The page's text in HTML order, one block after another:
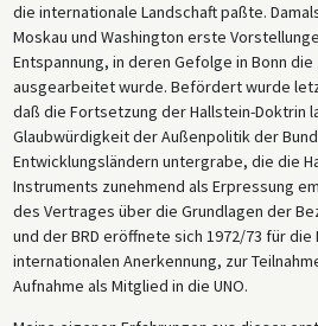
die internationale Landschaft paßte.
Moskau und Washington erste
Entspannung, in deren Gefolge in Bonn
ausgearbeitet wurde. Befördert wurde
daß die Fortsetzung der Hallstein-Doktrin
Glaubwürdigkeit der Außenpolitik der
Entwicklungsländern untergrabe, die die
Instruments zunehmend als Erpressung
des Vertrages über die Grundlagen der
und der BRD eröffnete sich 1972/73 für die
internationalen Anerkennung, zur
Aufnahme als Mitglied in die UNO.